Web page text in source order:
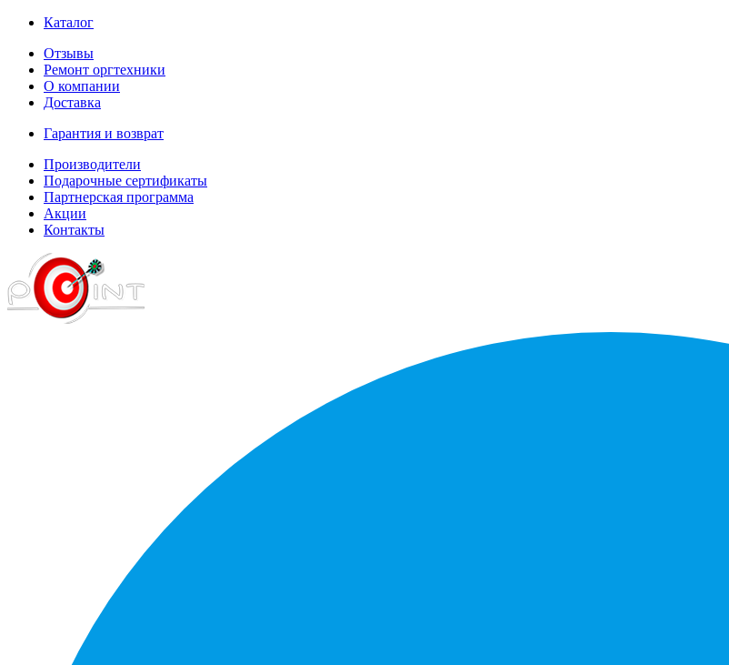
Каталог
Отзывы
Ремонт оргтехники
О компании
Доставка
Гарантия и возврат
Производители
Подарочные сертификаты
Партнерская программа
Акции
Контакты